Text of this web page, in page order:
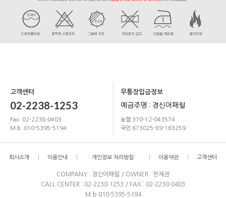
고객센터
02-2238-1253
Fax: 02-2238-0403
M.b: 010-5395-5194
무통장입금정보
예금주명 : 경신어패럴
농협 370-12-043574
국민 673025-89-163259
회사소개 이용안내 개인정보 처리방침 이용약관 고객센터
COMPANY : 경신어패럴 / OWNER : 한재권
CALL CENTER : 02-2238-1253 / FAX : 02-2238-0403
M.b 010-5395-5194